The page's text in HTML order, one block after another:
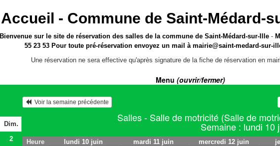
Accueil - Commune de Saint-Médard-
Bienvenue sur le sitede réservation des salles de la commune de Saint-Médard-sur-Ille -
55 23 53 Pour toute pré-réservation envoyez un mail àmairie@saint-medard-sur-
Une réservation ne sera effective qu'après signature de la fiche de réservation en
Menu (ouvrir/fermer)
Dim.
2
  Voir la semaine précédente
Salles - Salle de motricité (Salle de
Semaine : lundi 10
Heure lundi 10 juin mardi 11 juin mercredi 12 juin